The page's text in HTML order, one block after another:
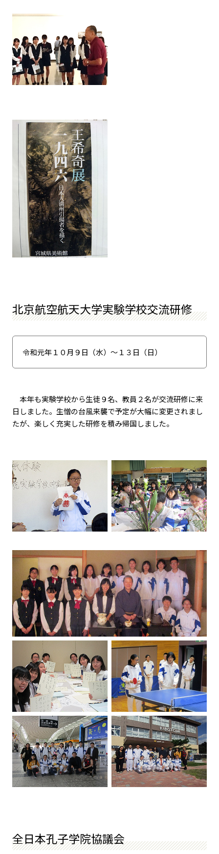
北京航空航天大学実験学校交流研修
令和元年１０月９日（水）～１３日（日）
本年も実験学校から生徒９名、教員２名が交流研修に来
日しました。生憎の台風来襲で予定が大幅に変更されまし
たが、楽しく充実した研修を積み帰国しました。
全日本孔子学院協議会